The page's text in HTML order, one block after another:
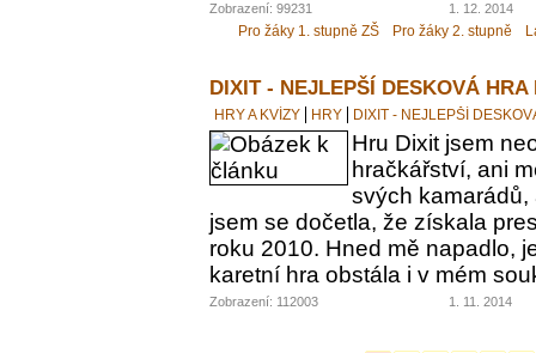
Zobrazení: 99231 1. 12. 2014
Pro žáky 1. stupně ZŠ Pro žáky 2. stupně
DIXIT - NEJLEPŠÍ DESKOVÁ HRA
HRY A KVÍZY HRY DIXIT - NEJLEPŠÍ
Hru Dixit jsem
hračkářství, ani
svých kamarádů,
jsem se dočetla, že získala
roku 2010. Hned mě napadlo,
karetní hra obstála i v mém
Zobrazení: 112003 1. 11. 2014